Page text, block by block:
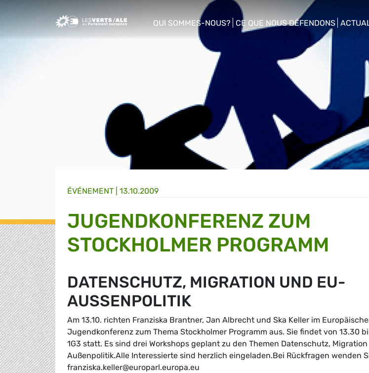
Greens/EFA Home
QUI SOMMES-NOUS?
show/hide sub menu
CE QUE NOUS DÉFENDONS
show/hide sub menu
show/
ÉVÉNEMENT 13.10.2009
JUGENDKONFERENZ ZUM
STOCKHOLMER PROGRAMM
DATENSCHUTZ, MIGRATION UND EU-
AUSSENPOLITIK
Am 13.10. richten Franziska Brantner, Jan Albrecht und Ska Keller im
Jugendkonferenz zum Thema Stockholmer Programm aus. Sie findet von 13.30
1G3 statt. Es sind drei Workshops geplant zu den Themen Datenschutz,
Außenpolitik.Alle Interessierte sind herzlich eingeladen.Bei Rückfragen wenden
franziska.keller@europarl.europa.eu